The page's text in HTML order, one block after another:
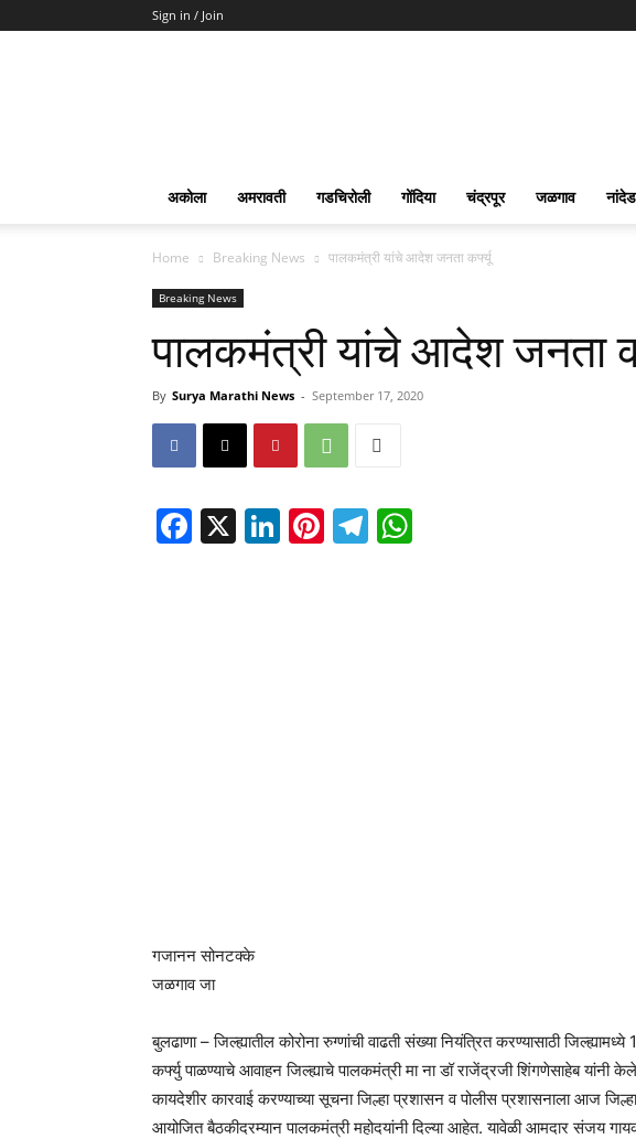
Sign in / Join
अकोला अमरावती गडचिरोली गोंदिया चंद्रपूर जळगाव नांदेड
Home Breaking News पालकमंत्री यांचे आदेश जनता कर्फ्यू
Breaking News
पालकमंत्री यांचे आदेश जनता
By Surya Marathi News - September 17, 2020
Facebook
X LinkedIn
Pinterest
Telegram
गजानन सोनटक्के
जळगाव जा
बुलढाणा – जिल्ह्यातील कोरोना रुग्णांची वाढती संख्या नियंत्रित करण्यासाठी
कर्फ्यु पाळण्याचे आवाहन जिल्ह्याचे पालकमंत्री मा ना डॉ राजेंद्रजी शिंगणेसाहेब
कायदेशीर कारवाई करण्याच्या सूचना जिल्हा प्रशासन व पोलीस प्रशासनाला आज
आयोजित बैठकीदरम्यान पालकमंत्री महोदयांनी दिल्या आहेत. यावेळी आमदार संजय